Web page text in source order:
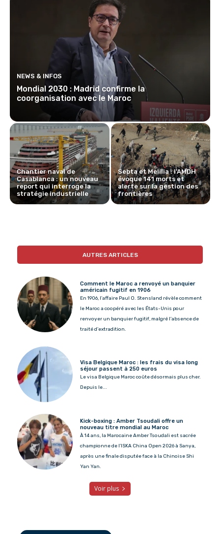
NEWS & INFOS
Mondial 2030 : Madrid confirme la
coorganisation avec le Maroc
Chantier naval de
Casablanca : un nouveau
report qui interroge la
stratégie industrielle
Sebta et Melilia : l’AMDH
évoque 141 morts et
alerte sur la gestion des
frontières
AUTRES ARTICLES
Comment le Maroc a renvoyé un banquier
américain fugitif en 1906
En 1906, l’affaire Paul O. Stensland révèle comment
le Maroc a coopéré avec les États-Unis pour
renvoyer un banquier fugitif, malgré l’absence de
traité d’extradition.
Visa Belgique Maroc : les frais du visa long
séjour passent à 250 euros
Le visa Belgique Maroc coûte désormais plus cher.
Depuis le...
Kick-boxing : Amber Tsoudali offre un
nouveau titre mondial au Maroc
À 14 ans, la Marocaine Amber Tsoudali est sacrée
championne de l’ISKA China Open 2026 à Sanya,
après une finale disputée face à la Chinoise Shi
Yan Yan.
Voir plus